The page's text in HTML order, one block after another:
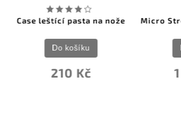
Case leštící pasta na nože
210 Kč
Do košíku
Micro